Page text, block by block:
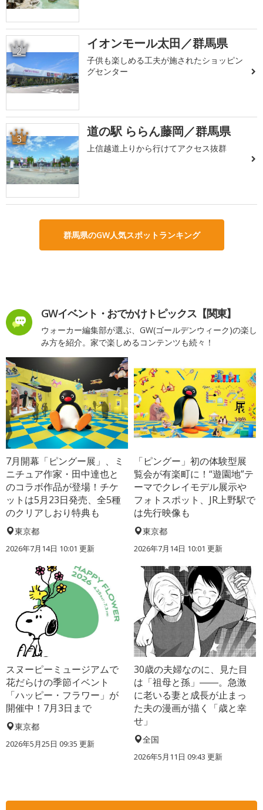
2 イオンモール太田／群馬県
子供も楽しめる工夫が施されたショッピン
グセンター
3 道の駅 ららん藤岡／群馬県
上信越道上りから行けてアクセス抜群
群馬県のGW人気スポットランキング
GWイベント・おでかけトピックス【関東】
ウォーカー編集部が選ぶ、GW(ゴールデンウィーク)の楽し
み方を紹介。家で楽しめるコンテンツも続々！
7月開幕「ピングー展」、ミ
ニチュア作家・田中達也と
のコラボ作品が登場！チケ
ットは5月23日発売、全5種
のクリアしおり特典も
東京都
2026年7月14日 10:01 更新
「ピングー」初の体験型展
覧会が有楽町に！“遊園地”テ
ーマでクレイモデル展示や
フォトスポット、JR上野駅で
は先行映像も
東京都
2026年7月14日 10:01 更新
スヌーピーミュージアムで
花だらけの季節イベント
「ハッピー・フラワー」が
開催中！7月3日まで
東京都
2026年5月25日 09:35 更新
30歳の夫婦なのに、見た目
は「祖母と孫」――。急激
に老いる妻と成長が止まっ
た夫の漫画が描く「歳と幸
せ」
全国
2026年5月11日 09:43 更新